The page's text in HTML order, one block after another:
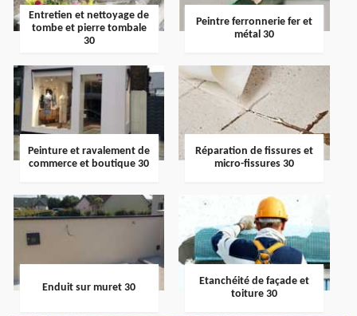
Entretien et nettoyage de
tombe et pierre tombale
30
Peintre ferronnerie fer et
métal 30
Peinture et ravalement de
commerce et boutique 30
Réparation de fissures et
micro-fissures 30
Enduit sur muret 30
Etanchéité de façade et
toiture 30